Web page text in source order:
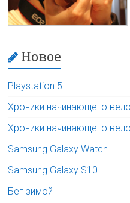
Новое
Playstation 5
Хроники начинающего
Хроники начинающего
Samsung Galaxy Watch
Samsung Galaxy S10
Бег зимой